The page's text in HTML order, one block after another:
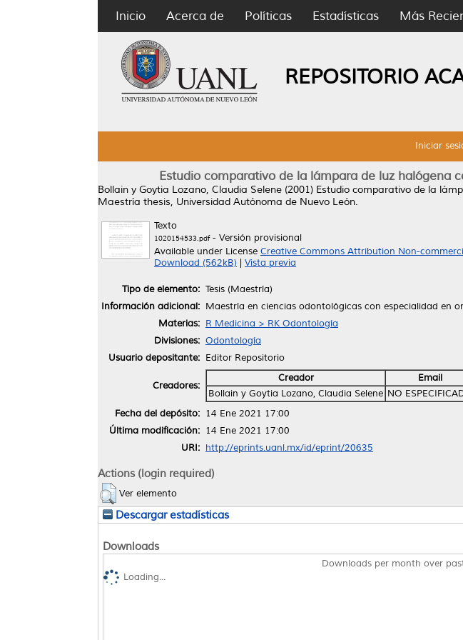
Inicio Acerca de Políticas Estadísticas Más
REPOSITORIO
Iniciar
Estudio comparativo de la lámpara de luz halógena
Bollain y Goytia Lozano, Claudia Selene (2001) Estudio comparativo de la
Maestría thesis, Universidad Autónoma de Nuevo León.
Texto
1020154533.pdf- Versión provisional
Available under License Creative Commons Attribution Non-
Download (562kB)
Vista previa
Tipo de elemento: Tesis (Maestría)
Información adicional: Maestría en ciencias odontológicas con especialidad en
Materias: R Medicina > RK Odontología
Divisiones: Odontología
Usuario depositante: Editor Repositorio
Creadores:
Creador Email
Bollain y Goytia Lozano, Claudia Selene NO
Fecha del depósito: 14 Ene 2021 17:00
Última modificación: 14 Ene 2021 17:00
URI: http://eprints.uanl.mx/id/eprint/20635
Actions (login required)
Ver elemento
Descargar estadísticas
Downloads
Downloads per month over
Loading...